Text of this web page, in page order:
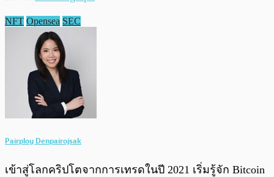
NFT Opensea SEC
Pairploy Denpairojsak
เข้าสู่โลกคริปโตจากการเทรดในปี 2021 เริ่มรู้จัก Bitcoin